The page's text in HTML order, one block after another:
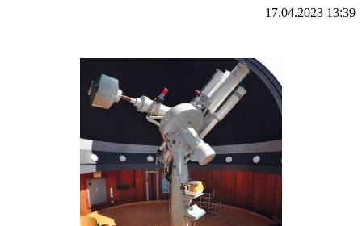
17.04.2023 13:39